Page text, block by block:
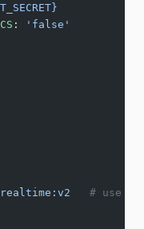
:
'false'
# use